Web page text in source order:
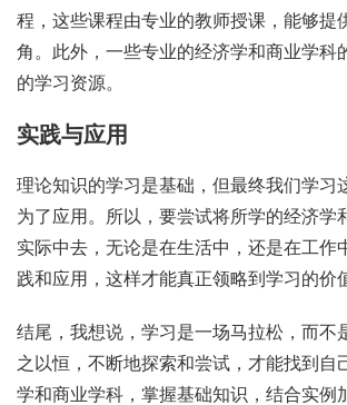
程，这些课程由专业的教师授课，能够提
角。此外，一些专业的经济学和商业学科
的学习资源。
实践与应用
理论知识的学习是基础，但最终我们学习
为了应用。所以，要尝试将所学的经济学
实际中去，无论是在生活中，还是在工作
践和应用，这样才能真正领略到学习的价
结尾，我想说，学习是一场马拉松，而不
之以恒，不断地探索和尝试，才能找到自
学和商业学科，掌握基础知识，结合实例